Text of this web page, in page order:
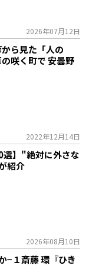
2026年07月12日
から見た「人の
の咲く町で 安曇野
2022年12月14日
選】"絶対に外さな
紹介
2026年08月10日
１――斎藤 環『ひき